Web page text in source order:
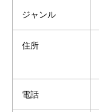
ジャンル
住所
電話